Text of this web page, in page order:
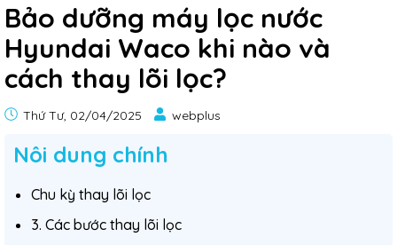
Bảo dưỡng máy lọc nước
Hyundai Waco khi nào và
cách thay lõi lọc?
Thứ Tư, 02/04/2025 webplus
Nôi dung chính
Chu kỳ thay lõi lọc
3. Các bước thay lõi lọc